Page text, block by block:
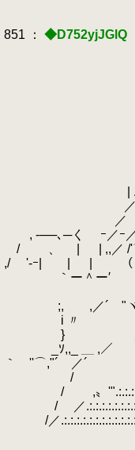
851 ： ◆D752yjJGlQ
/
/ ,ﾉ
/ --
| ,ィ
| ,'⌒ヽ
| .／ ノ
／
／
, -──､─く ｰ
/ 、 | | ,,／
,/ '-
｀ー
;, ,
i
}
_ｿ,,_
｀ ''⌒,"´
/ _
/ ,〟
/ ／
/／